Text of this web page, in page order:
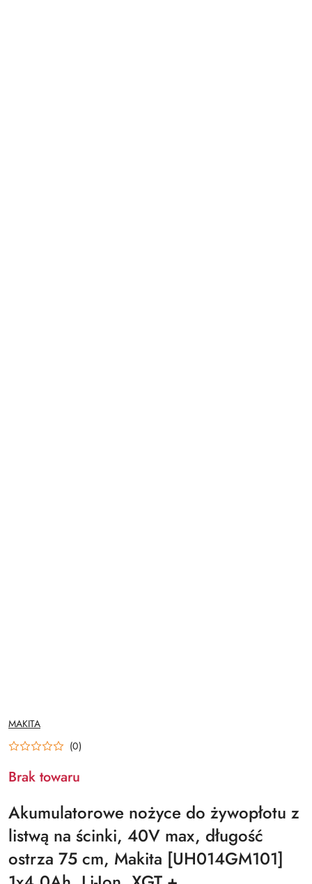
NAZWA
PRODUCENTA:
MAKITA
(0)
Brak towaru
Akumulatorowe nożyce do żywopłotu z
listwą na ścinki, 40V max, długość
ostrza 75 cm, Makita [UH014GM101]